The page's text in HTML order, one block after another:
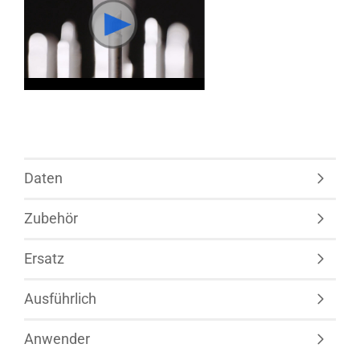
Daten
Zubehör
Ersatz
Ausführlich
Anwender